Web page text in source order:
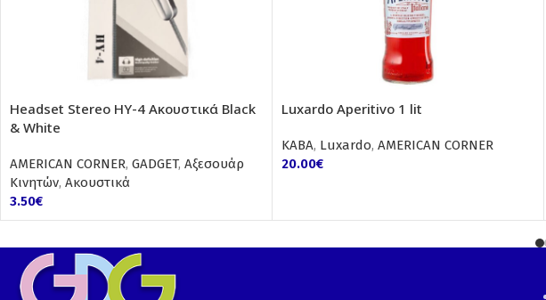
Headset Stereo HY-4 Ακουστικά Black
& White
AMERICAN CORNER, GADGET, Αξεσουάρ
Κινητών, Ακουστικά
3.50€
Luxardo Aperitivo 1 lit
ΚΑΒΑ, Luxardo, AMERICAN CORNER
20.00€